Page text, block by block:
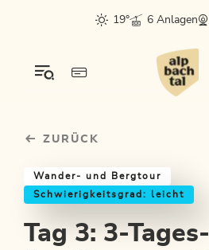
sr.skip-to.main-content
sr.skip-to.table-of-contents
sr.skip-to.main-navigation
19°
6 Anlagen
ZURÜCK
Wander- und Bergtour
Schwierigkeitsgrad: leicht
Tag 3: 3-Tages-